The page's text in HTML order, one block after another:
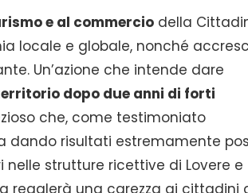
e al commercio della
locale e globale, nonché
Un’azione che intende dare
dopo due anni di forti
che, come testimoniato
dando risultati estremamente
strutture ricettive di Lovere e
regalerà una carezza ai cittadini